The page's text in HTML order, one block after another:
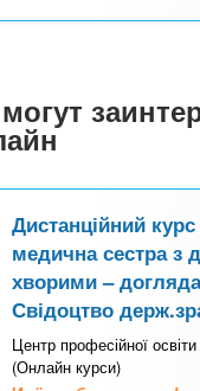
Дистанційний
медична сестра з
хворими –
Свідоцтво
Центр професійної
(Онлайн курси)